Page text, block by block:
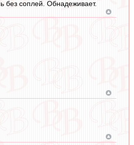
без соплей. Обнадеживает.